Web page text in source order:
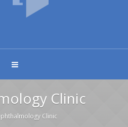
Clinic
Clinic